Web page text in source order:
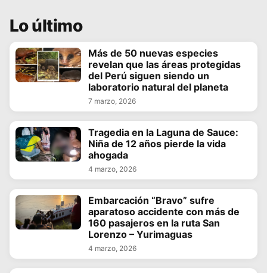
Lo último
Más de 50 nuevas especies
revelan que las áreas protegidas
del Perú siguen siendo un
laboratorio natural del planeta
7 marzo, 2026
Tragedia en la Laguna de Sauce:
Niña de 12 años pierde la vida
ahogada
4 marzo, 2026
Embarcación “Bravo” sufre
aparatoso accidente con más de
160 pasajeros en la ruta San
Lorenzo – Yurimaguas
4 marzo, 2026